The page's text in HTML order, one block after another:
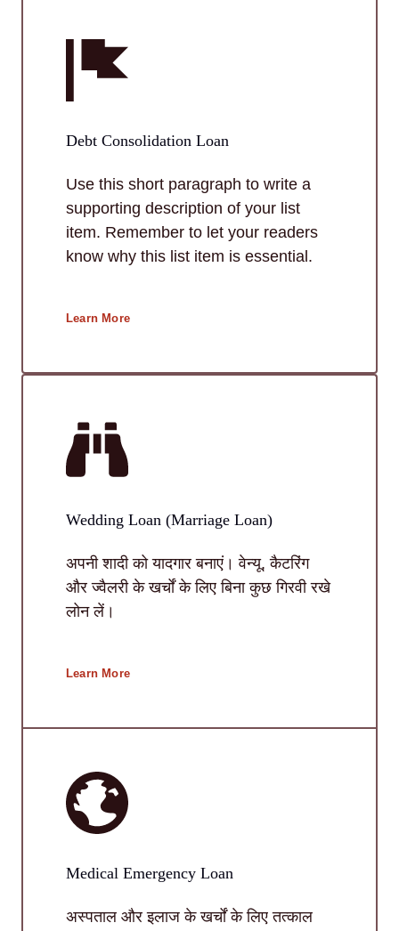
Debt Consolidation Loan
Use this short paragraph to write a
supporting description of your list
item. Remember to let your readers
know why this list item is essential.
Learn More
Wedding Loan (Marriage Loan)
अपनी शादी को यादगार बनाएं। वेन्यू, कैटरिंग
और ज्वैलरी के खर्चों के लिए बिना कुछ गिरवी रखे
लोन लें।
Learn More
Medical Emergency Loan
अस्पताल और इलाज के खर्चों के लिए तत्काल